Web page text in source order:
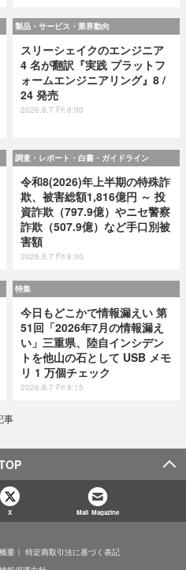
製品・サービス・業界動向
スリーシェイクのエンジニア
4 名が翻訳『実践 プラットフ
ォームエンジニアリング』8 /
24 発売
2026.8.7 Fri 8:00
調査・レポート・白書・ガイドライン
令和8(2026)年上半期の特殊詐
欺、被害総額1,816億円 ～ 投
資詐欺（797.9億）やニセ警察
詐欺（507.9億）など手口別被
害額
2026.8.7 Fri 8:00
特集
今日もどこかで情報漏えい 第
51回「2026年7月の情報漏え
い」三重県、陸自インシデン
トを他山の石として USB メモ
リ 1 万個チェック
2026.8.7 Fri 8:15
事
X Mail Magazine
要
特定商取引法に基づく表記